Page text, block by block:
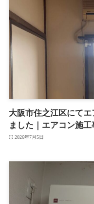
大阪市住之江区にて
ました｜エアコン施工
2026年7月5日